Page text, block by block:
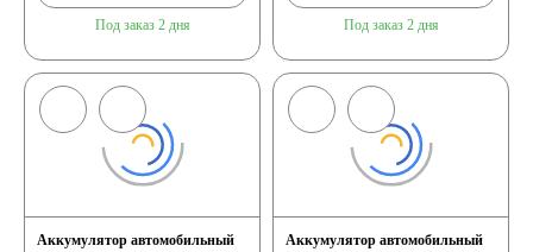
Под заказ 2 дня Под заказ 2 дня
Аккумулятор автомобильный
Аккумулятор автомобильный